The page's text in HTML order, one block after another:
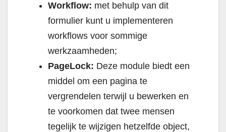
Workflow: met behulp van dit
formulier kunt u implementeren
workflows voor sommige
werkzaamheden;
PageLock: Deze module biedt een
middel om een pagina te
vergrendelen terwijl u bewerken en
te voorkomen dat twee mensen
tegelijk te wijzigen hetzelfde object,